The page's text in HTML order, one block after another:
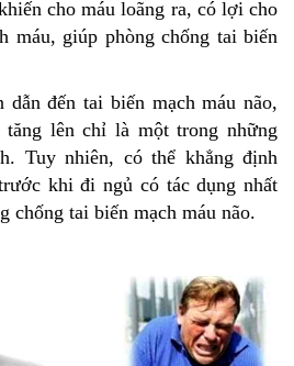
cho máu loãng ra, có lợi cho
máu, giúp phòng chống tai biến
dẫn đến tai biến mạch máu não,
tăng lên chỉ là một trong những
Tuy nhiên, có thể khẳng định
khi đi ngủ có tác dụng nhất
chống tai biến mạch máu não.